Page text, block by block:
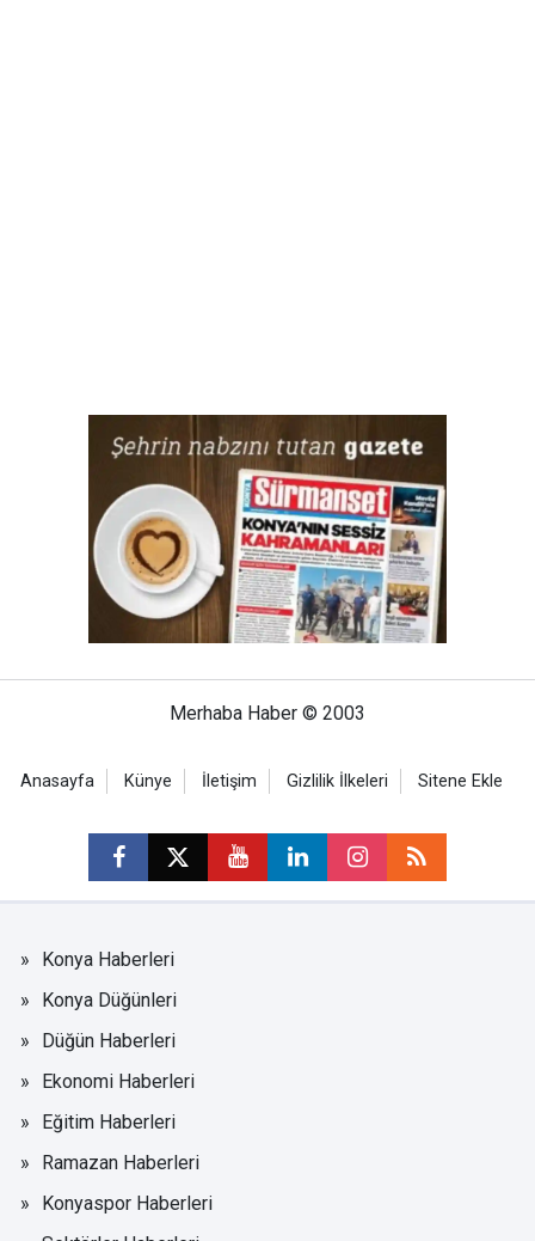
Merhaba Haber © 2003
Anasayfa Künye İletişim Gizlilik İlkeleri Sitene Ekle
Konya Haberleri
Konya Düğünleri
Düğün Haberleri
Ekonomi Haberleri
Eğitim Haberleri
Ramazan Haberleri
Konyaspor Haberleri